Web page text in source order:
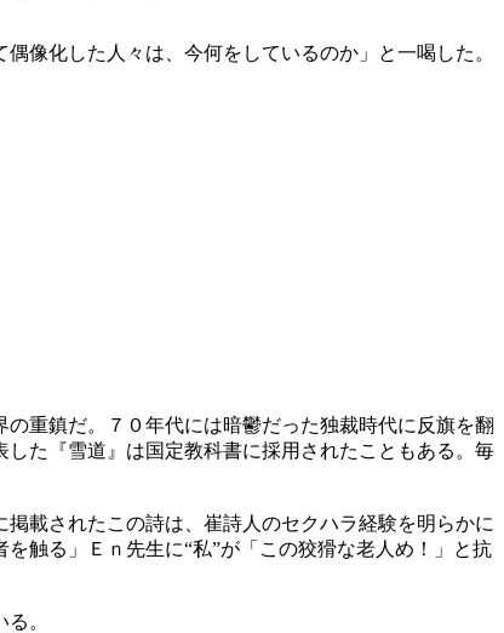
像化した人々は、今何をしているのか」と一喝した。
重鎮だ。７０年代には暗鬱だった独裁時代に反旗を翻
た『雪道』は国定教科書に採用されたこともある。毎
載されたこの詩は、崔詩人のセクハラ経験を明らかに
触る」Ｅｎ先生に“私”が「この狡猾な老人め！」と抗
。